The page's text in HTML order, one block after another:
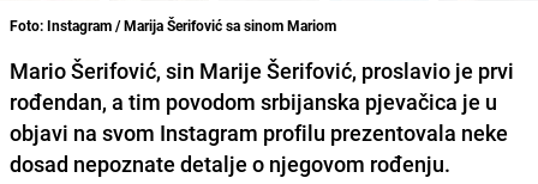
Foto: Instagram / Marija Šerifović sa sinom Mariom
Mario Šerifović, sin Marije Šerifović, proslavio je prvi
rođendan, a tim povodom srbijanska pjevačica je u
objavi na svom Instagram profilu prezentovala neke
dosad nepoznate detalje o njegovom rođenju.